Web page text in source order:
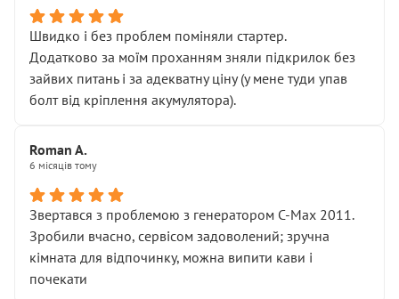
Швидко і без проблем поміняли стартер.
Додатково за моїм проханням зняли підкрилок без
зайвих питань і за адекватну ціну (у мене туди упав
болт від кріплення акумулятора).
Roman A.
6 місяців тому
Звертався з проблемою з генератором C-Max 2011.
Зробили вчасно, сервісом задоволений; зручна
кімната для відпочинку, можна випити кави і
почекати